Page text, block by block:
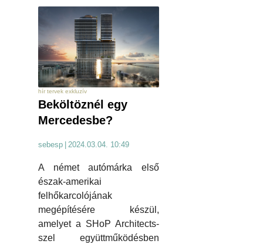
hír tervek exkluzív
Beköltöznél egy
Mercedesbe?
sebesp 2024.03.04. 10:49
A német autómárka első
észak-amerikai
felhőkarcolójának
megépítésére készül,
amelyet a SHoP Architects-
szel együttműködésben